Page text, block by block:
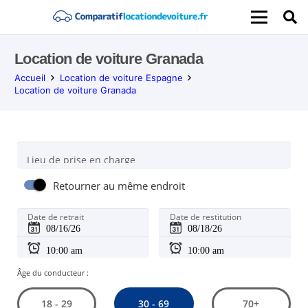
Location de voiture Granada
Accueil
Location de voiture Espagne
Location de voiture Granada
Lieu de prise en charge
Retourner au même endroit
Date de retrait Date de restitution
Âge du conducteur :
18 - 29 30 - 69 70+